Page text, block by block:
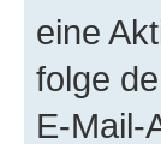
eine
folge
E-Mail-